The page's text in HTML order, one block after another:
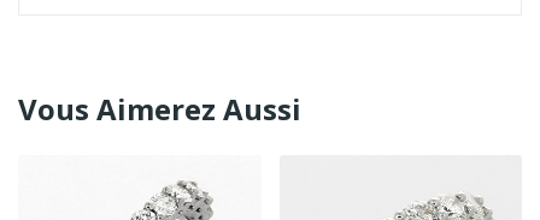
Vous Aimerez Aussi